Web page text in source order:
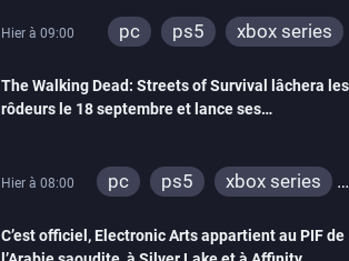
Hier à 09:00 pc ps5 xbox series
The Walking Dead: Streets of Survival lâchera les
rôdeurs le 18 septembre et lance ses
Hier à 08:00 pc ps5
xbox series
C’est officiel, Electronic Arts appartient au PIF de